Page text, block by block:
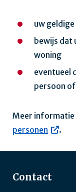
uw
bewijs dat
woning
eventueel
persoon
Meer informatie
personen
.
Contact